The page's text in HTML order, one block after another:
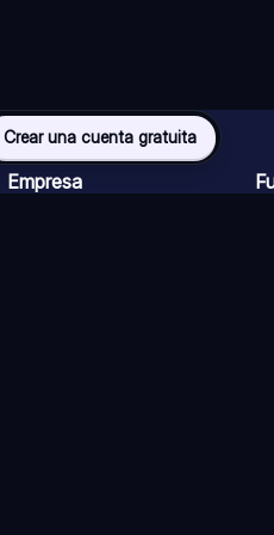
Crear una cuenta gratuita
Empresa